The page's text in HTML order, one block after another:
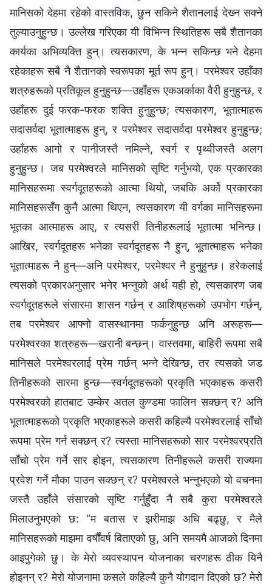
मानिसको देहमा रहेको वास्तविक, छुन सकिने शैतानलाई देख्‍न सक्‍ने
तुल्याउनुहुन्छ। उल्लेख गरिएका यी विभिन्‍न स्थितिहरू सबै शैतानका
कार्यका अभिव्यक्ति हुन्। त्यसकारण, के भन्‍न सकिन्छ भने देहमा
रहेकाहरू सबै नै शैतानको स्वरूपका मूर्त रूप हुन्। परमेश्‍वर उहाँका
शत्रुहरूको प्रतिकूल हुनुहुन्छ—उहाँहरू एकअर्काका वैरी हुनुहुन्छ, र
उहाँहरू दुई फरक-फरक शक्ति हुनुहुन्छ; त्यसकारण, भूतात्माहरू
सदासर्वदा भूतात्माहरू हुन्, र परमेश्‍वर सदासर्वदा परमेश्‍वर हुनुहुन्छ;
उहाँहरू आगो र पानीजस्तै नमिल्‍ने, स्वर्ग र पृथ्वीजस्तै अलग
हुनुहुन्छ। जब परमेश्‍वरले मानिसको सृष्टि गर्नुभयो, एक प्रकारका
मानिसहरूमा स्वर्गदूतहरूको आत्मा थियो, जबकि अर्को प्रकारका
मानिसहरूसँग कुनै आत्मा थिएन, त्यसकारण यी वर्गका मानिसहरूमा
भूतका आत्माहरू आए, र त्यसरी तिनीहरूलाई भूतात्मा भनिन्छ।
आखिर, स्वर्गदूतहरू भनेका स्वर्गदूतहरू नै हुन्, भूतात्माहरू भनेका
भूतात्माहरू नै हुन्—अनि परमेश्‍वर, परमेश्‍वर नै हुनुहुन्छ। हरेकलाई
त्यसको प्रकारअनुसार भनेर भन्‍नुको अर्थ यही हो, त्यसकारण जब
स्वर्गदूतहरूले संसारमा शासन गर्छन् र आशिष्‌हरूको उपभोग गर्छन्,
तब परमेश्‍वर आफ्‍नो वासस्थानमा फर्कनुहुन्छ अनि अरूहरू—
परमेश्‍वरका शत्रुहरू—खरानी बन्छन्। वास्तवमा, बाहिरी रूपमा सबै
मानिसले परमेश्‍वरलाई प्रेम गर्छन् भन्‍ने देखिन्छ, तर त्यसको जड
तिनीहरूको सारमा हुन्छ—स्वर्गदूतहरूको प्रकृति भएकाहरू कसरी
परमेश्‍वरको हातबाट उम्केर अतल कुण्‍डमा फालिन सक्छन् र? अनि
भूतात्माहरूको प्रकृति भएकाहरूले कसरी कहिल्यै परमेश्‍वरलाई साँचो
रूपमा प्रेम गर्न सक्छन् र? त्यस्ता मानिसहरूको सार परमेश्‍वरप्रति
साँचो प्रेम गर्ने सार होइन, त्यसकारण तिनीहरूले कसरी राज्यमा
प्रवेश गर्ने मौका पाउन सक्छन् र? परमेश्‍वरले भन्‍नुभएको यो वचनमा
जस्तै उहाँले संसारको सृष्टि गर्नुहुँदा नै सबै कुरा परमेश्‍वरले
मिलाउनुभएको छ: “म बतास र झरीमाझ अघि बढ्छु, र मैले
मानिसहरूको माझमा वर्षौंवर्ष बिताएको छु, अनि समयमै आजको दिनमा
आइपुगेको छु। के मेरो व्यवस्थापन योजनाका चरणहरू ठीक यिनै
होइनन् र? मेरो योजनामा कसले कहिल्यै कुनै योगदान दिएको छ? मेरो